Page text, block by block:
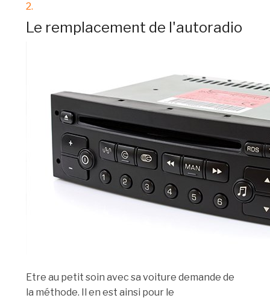
2.
Le remplacement de l'autoradio
Etre au petit soin avec sa voiture demande de
la méthode. Il en est ainsi pour le